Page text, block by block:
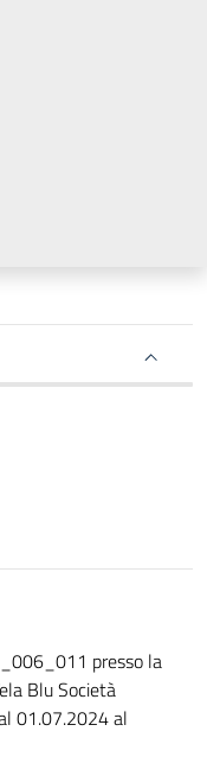
presso la
Blu Società
01.07.2024 al